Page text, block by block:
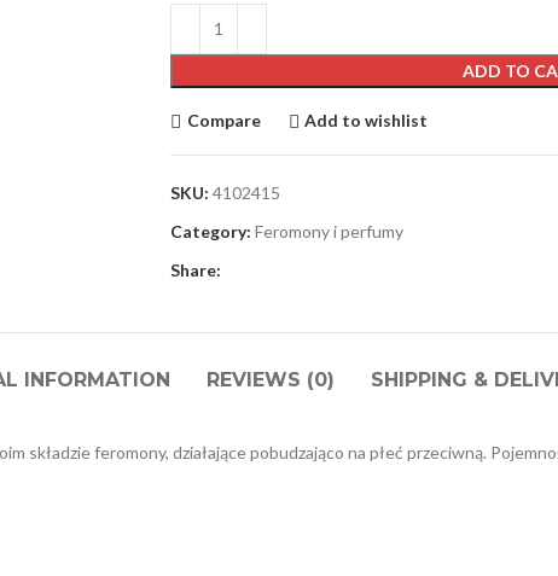
ADD TO
Compare Add to wishlist
SKU: 4102415
Category: Feromony i perfumy
Share:
INFORMATION REVIEWS (0) SHIPPING &
składzie feromony, działające pobudzająco na płeć przeciwną.